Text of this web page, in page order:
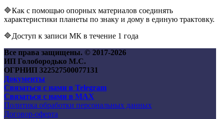
🔷Как с помощью опорных материалов соединять
характеристики планеты по знаку и дому в единую трактовку.
🔷Доступ к записи МК в течение 1 года
Все права защищены. © 2017-2026
ИП Голобородько М.С.
ОГРНИП 322527500077131
Документы
Связаться с нами в Telegram
Связаться с нами в MAX
Политика обработки персональных данных
Договор-оферта